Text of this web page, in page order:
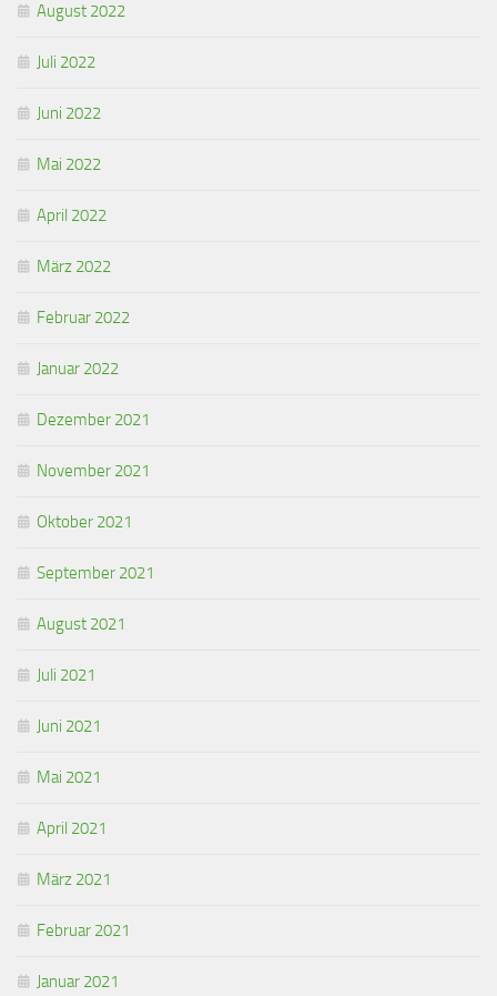
August 2022
Juli 2022
Juni 2022
Mai 2022
April 2022
März 2022
Februar 2022
Januar 2022
Dezember 2021
November 2021
Oktober 2021
September 2021
August 2021
Juli 2021
Juni 2021
Mai 2021
April 2021
März 2021
Februar 2021
Januar 2021